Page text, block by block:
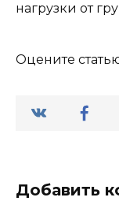
нагрузки от
Оцените
Добавить